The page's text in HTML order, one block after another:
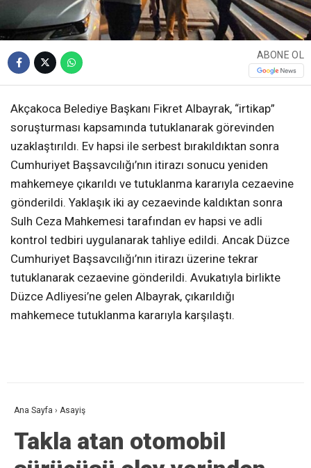
ABONE OL
Akçakoca Belediye Başkanı Fikret Albayrak, “irtikap”
soruşturması kapsamında tutuklanarak görevinden
uzaklaştırıldı. Ev hapsi ile serbest bırakıldıktan sonra
Cumhuriyet Başsavcılığı’nın itirazı sonucu yeniden
mahkemeye çıkarıldı ve tutuklanma kararıyla cezaevine
gönderildi. Yaklaşık iki ay cezaevinde kaldıktan sonra
Sulh Ceza Mahkemesi tarafından ev hapsi ve adli
kontrol tedbiri uygulanarak tahliye edildi. Ancak Düzce
Cumhuriyet Başsavcılığı’nın itirazı üzerine tekrar
tutuklanarak cezaevine gönderildi. Avukatıyla birlikte
Düzce Adliyesi’ne gelen Albayrak, çıkarıldığı
mahkemece tutuklanma kararıyla karşılaştı.
Ana Sayfa › Asayiş
Takla atan otomobil